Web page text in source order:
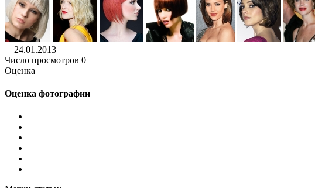
24.01.2013
Число просмотров 0
Оценка
Оценка фотографии